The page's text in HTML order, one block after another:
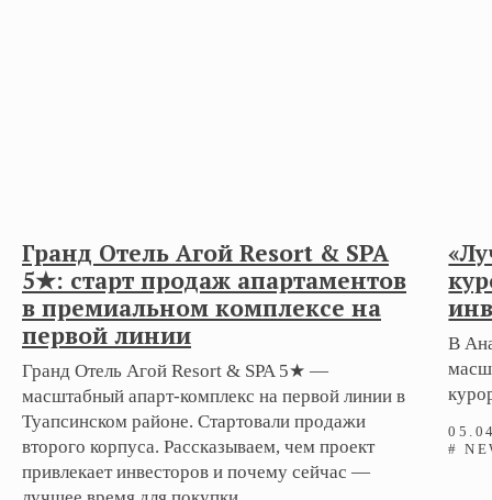
Гранд Отель Агой Resort & SPA
5★: старт продаж апартаментов
в премиальном комплексе на
первой линии
Гранд Отель Агой Resort & SPA 5★ —
масштабный апарт-комплекс на первой линии в
Туапсинском районе. Стартовали продажи
второго корпуса. Рассказываем, чем проект
привлекает инвесторов и почему сейчас —
В
#